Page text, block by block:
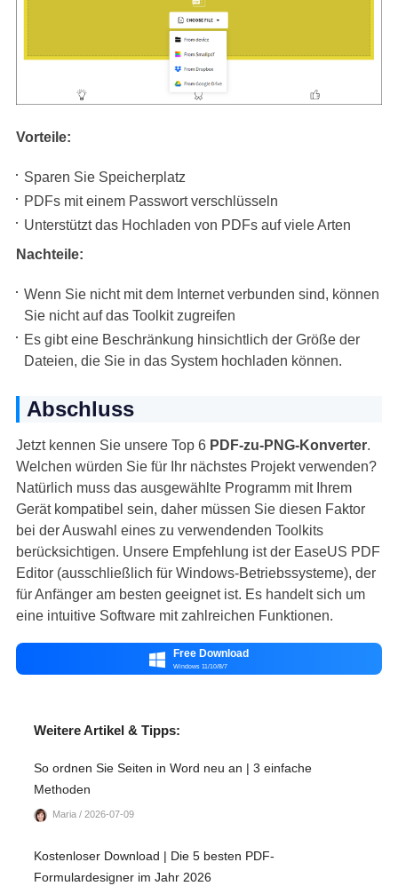
Vorteile:
Sparen Sie Speicherplatz
PDFs mit einem Passwort verschlüsseln
Unterstützt das Hochladen von PDFs auf viele Arten
Nachteile:
Wenn Sie nicht mit dem Internet verbunden sind, können
Sie nicht auf das Toolkit zugreifen
Es gibt eine Beschränkung hinsichtlich der Größe der
Dateien, die Sie in das System hochladen können.
Abschluss
Jetzt kennen Sie unsere Top 6 PDF-zu-PNG-Konverter.
Welchen würden Sie für Ihr nächstes Projekt verwenden?
Natürlich muss das ausgewählte Programm mit Ihrem
Gerät kompatibel sein, daher müssen Sie diesen Faktor
bei der Auswahl eines zu verwendenden Toolkits
berücksichtigen. Unsere Empfehlung ist der EaseUS PDF
Editor (ausschließlich für Windows-Betriebssysteme), der
für Anfänger am besten geeignet ist. Es handelt sich um
eine intuitive Software mit zahlreichen Funktionen.
 Free Download
Windows 11/10/8/7
Weitere Artikel & Tipps:
So ordnen Sie Seiten in Word neu an | 3 einfache
Methoden
Maria / 2026-07-09
Kostenloser Download | Die 5 besten PDF-
Formulardesigner im Jahr 2026